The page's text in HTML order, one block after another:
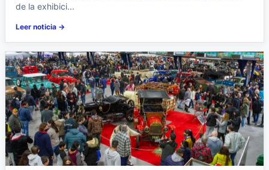
de la exhibici...
Leer noticia →